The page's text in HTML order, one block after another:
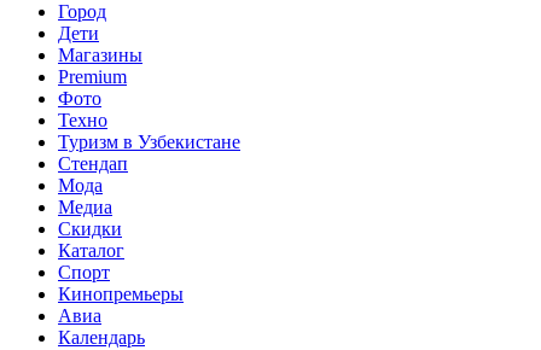
Город
Дети
Магазины
Premium
Фото
Техно
Туризм в Узбекистане
Стендап
Мода
Медиа
Скидки
Каталог
Спорт
Кинопремьеры
Авиа
Календарь